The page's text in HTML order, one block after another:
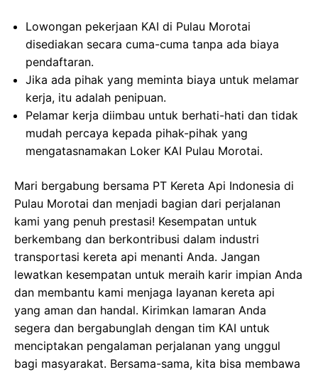
Lowongan pekerjaan KAI di Pulau Morotai
disediakan secara cuma-cuma tanpa ada biaya
pendaftaran.
Jika ada pihak yang meminta biaya untuk melamar
kerja, itu adalah penipuan.
Pelamar kerja diimbau untuk berhati-hati dan tidak
mudah percaya kepada pihak-pihak yang
mengatasnamakan Loker KAI Pulau Morotai.
Mari bergabung bersama PT Kereta Api Indonesia di
Pulau Morotai dan menjadi bagian dari perjalanan
kami yang penuh prestasi! Kesempatan untuk
berkembang dan berkontribusi dalam industri
transportasi kereta api menanti Anda. Jangan
lewatkan kesempatan untuk meraih karir impian Anda
dan membantu kami menjaga layanan kereta api
yang aman dan handal. Kirimkan lamaran Anda
segera dan bergabunglah dengan tim KAI untuk
menciptakan pengalaman perjalanan yang unggul
bagi masyarakat. Bersama-sama, kita bisa membawa